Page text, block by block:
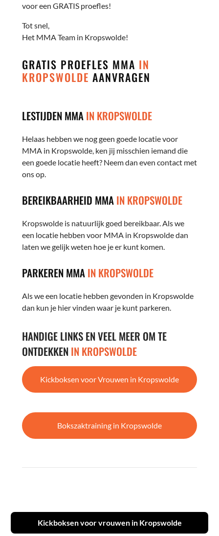
voor een GRATIS proefles!
Tot snel,
Het MMA Team in Kropswolde!
GRATIS PROEFLES MMA IN
KROPSWOLDE AANVRAGEN
LESTIJDEN MMAIN KROPSWOLDE
Helaas hebben we nog geen goede locatie voor
MMA in Kropswolde, ken jij misschien iemand die
een goede locatie heeft? Neem dan even contact met
ons op.
BEREIKBAARHEID MMAIN KROPSWOLDE
Kropswolde is natuurlijk goed bereikbaar. Als we
een locatie hebben voor MMA in Kropswolde dan
laten we gelijk weten hoe je er kunt komen.
PARKEREN MMAIN KROPSWOLDE
Als we een locatie hebben gevonden in Kropswolde
dan kun je hier vinden waar je kunt parkeren.
HANDIGE LINKS EN VEEL MEER OM TE
ONTDEKKENIN KROPSWOLDE
Kickboksen voor Vrouwen in Kropswolde
Bokszaktraining in Kropswolde
Kickboksen voor vrouwen in Kropswolde